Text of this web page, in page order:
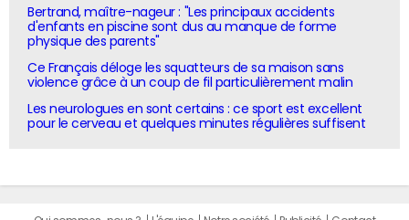
Bertrand, maître-nageur : "Les principaux accidents
d'enfants en piscine sont dus au manque de forme
physique des parents"
Ce Français déloge les squatteurs de sa maison sans
violence grâce à un coup de fil particulièrement malin
Les neurologues en sont certains : ce sport est excellent
pour le cerveau et quelques minutes régulières suffisent